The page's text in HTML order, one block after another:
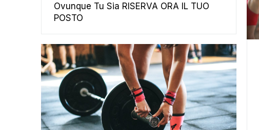
Ovunque Tu Sia RISERVA ORA IL TUO
POSTO